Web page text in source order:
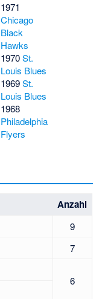
1971
Chicago
Black
Hawks
1970St.
Louis Blues
1969St.
Louis Blues
1968
Philadelphia
Flyers
Anzahl
9
7
6